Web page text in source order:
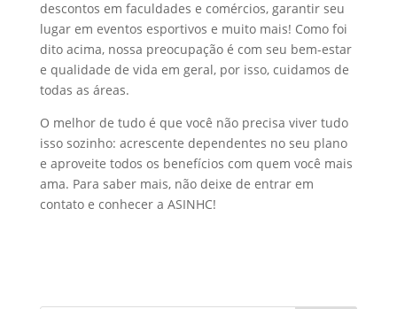
descontos em faculdades e comércios, garantir seu
lugar em eventos esportivos e muito mais! Como foi
dito acima, nossa preocupação é com seu bem-estar
e qualidade de vida em geral, por isso, cuidamos de
todas as áreas.
O melhor de tudo é que você não precisa viver tudo
isso sozinho: acrescente dependentes no seu plano
e aproveite todos os benefícios com quem você mais
ama. Para saber mais, não deixe de entrar em
contato e conhecer a ASINHC!